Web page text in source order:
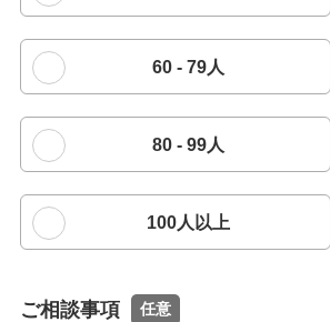
60 - 79人
80 - 99人
100人以上
ご相談事項 任意